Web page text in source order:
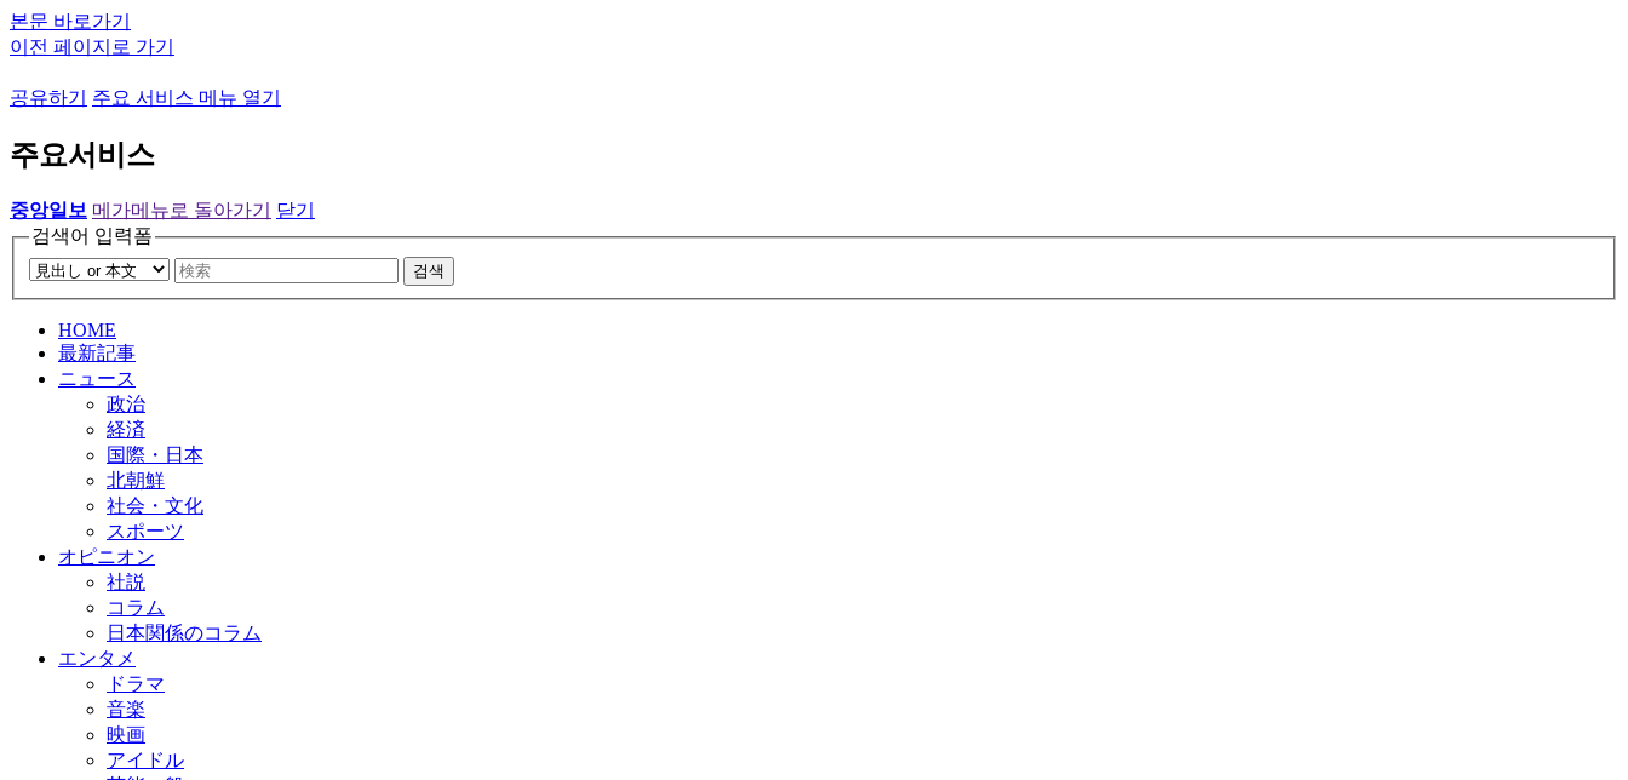
본문 바로가기
이전 페이지로 가기
공유하기 주요 서비스 메뉴 열기
주요서비스
중앙일보 메가메뉴로 돌아가기
닫기
검색어 입력폼
검색
HOME
最新記事
ニュース
政治
経済
国際・日本
北朝鮮
社会・文化
スポーツ
オピニオン
社説
コラム
日本関係のコラム
エンタメ
ドラマ
音楽
映画
アイドル